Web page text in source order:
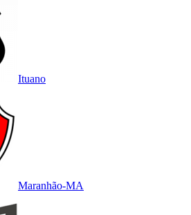
Ituano
Maranhão-MA